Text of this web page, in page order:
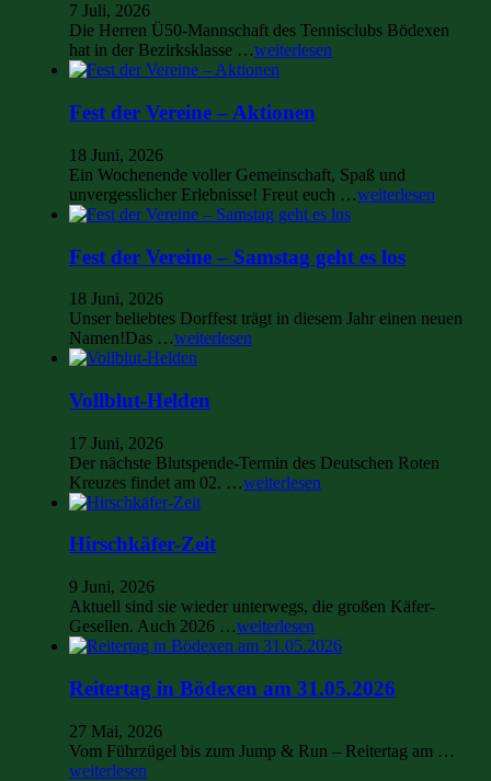
7 Juli, 2026
Die Herren Ü50-Mannschaft des Tennisclubs Bödexen
hat in der Bezirksklasse …weiterlesen
Fest der Vereine – Aktionen
18 Juni, 2026
Ein Wochenende voller Gemeinschaft, Spaß und
unvergesslicher Erlebnisse! Freut euch …weiterlesen
Fest der Vereine – Samstag geht es los
18 Juni, 2026
Unser beliebtes Dorffest trägt in diesem Jahr einen neuen
Namen!Das …weiterlesen
Vollblut-Helden
17 Juni, 2026
Der nächste Blutspende-Termin des Deutschen Roten
Kreuzes findet am 02. …weiterlesen
Hirschkäfer-Zeit
9 Juni, 2026
Aktuell sind sie wieder unterwegs, die großen Käfer-
Gesellen. Auch 2026 …weiterlesen
Reitertag in Bödexen am 31.05.2026
27 Mai, 2026
Vom Führzügel bis zum Jump & Run – Reitertag am …
weiterlesen